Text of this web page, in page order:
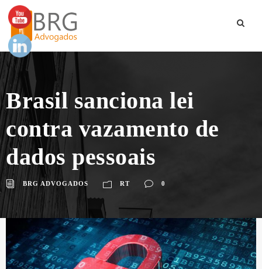
Brasil sanciona lei
contra vazamento de
dados pessoais
BRG ADVOGADOS RT 0